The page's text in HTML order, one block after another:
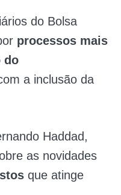
do Bolsa
processos mais
do
a inclusão da
Haddad,
as novidades
que atinge